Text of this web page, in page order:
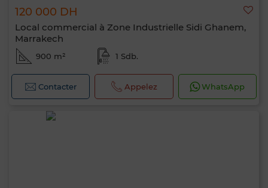
120 000 DH
Local commercial à Zone Industrielle Sidi Ghanem,
Marrakech
900 m² 1 Sdb.
Contacter Appelez WhatsApp